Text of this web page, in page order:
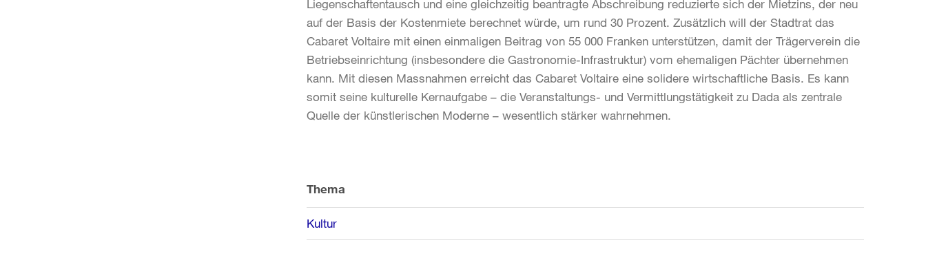
Liegenschaftentausch und eine gleichzeitig beantragte Abschreibung reduzierte sich der Mietzins, der neu
auf der Basis der Kostenmiete berechnet würde, um rund 30 Prozent. Zusätzlich will der Stadtrat das
Cabaret Voltaire mit einen einmaligen Beitrag von 55 000 Franken unterstützen, damit der Trägerverein die
Betriebseinrichtung (insbesondere die Gastronomie-Infrastruktur) vom ehemaligen Pächter übernehmen
kann. Mit diesen Massnahmen erreicht das Cabaret Voltaire eine solidere wirtschaftliche Basis. Es kann
somit seine kulturelle Kernaufgabe – die Veranstaltungs- und Vermittlungstätigkeit zu Dada als zentrale
Quelle der künstlerischen Moderne – wesentlich stärker wahrnehmen.
Informationen
Thema
Kultur